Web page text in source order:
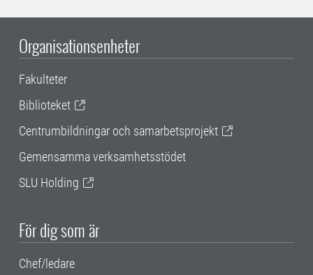
Organisationsenheter
Fakulteter
Biblioteket
Centrumbildningar och samarbetsprojekt
Gemensamma verksamhetsstödet
SLU Holding
För dig som är
Chef/ledare